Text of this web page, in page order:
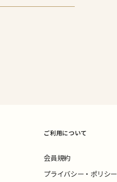
ご利用について
会員規約
プライバシー・ポリシー